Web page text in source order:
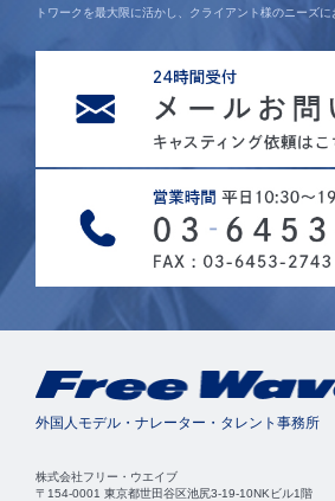
トワークを最大限に活かし、クライアント様のニーズに
外国人モデル・ナレーター・タレント事務所
株式会社フリー・ウエイブ
〒154-0001 東京都世田谷区池尻3-19-10NKビル1階